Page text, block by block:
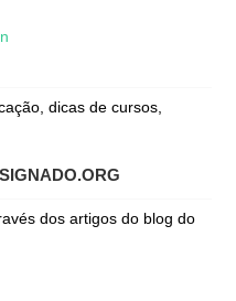
dicas de cursos,
dos artigos do blog do